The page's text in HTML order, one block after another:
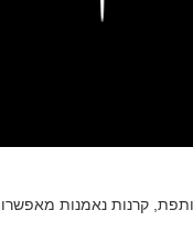
קרנות נאמנות